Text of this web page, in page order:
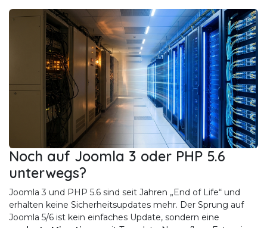
Noch auf Joomla 3 oder PHP 5.6
unterwegs?
Joomla 3 und PHP 5.6 sind seit Jahren „End of Life“ und
erhalten keine Sicherheitsupdates mehr. Der Sprung auf
Joomla 5/6 ist kein einfaches Update, sondern eine